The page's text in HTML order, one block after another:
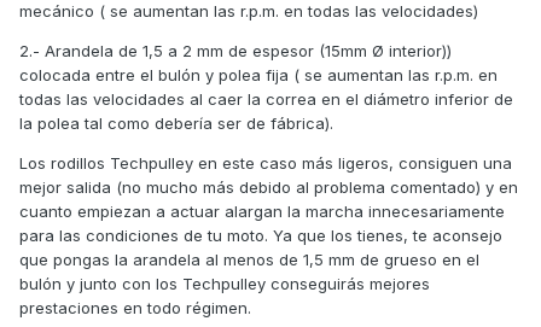
mecánico ( se aumentan las r.p.m. en todas las velocidades)
2.- Arandela de 1,5 a 2 mm de espesor (15mm Ø interior))
colocada entre el bulón y polea fija ( se aumentan las r.p.m. en
todas las velocidades al caer la correa en el diámetro inferior de
la polea tal como debería ser de fábrica).
Los rodillos Techpulley en este caso más ligeros, consiguen una
mejor salida (no mucho más debido al problema comentado) y en
cuanto empiezan a actuar alargan la marcha innecesariamente
para las condiciones de tu moto. Ya que los tienes, te aconsejo
que pongas la arandela al menos de 1,5 mm de grueso en el
bulón y junto con los Techpulley conseguirás mejores
prestaciones en todo régimen.